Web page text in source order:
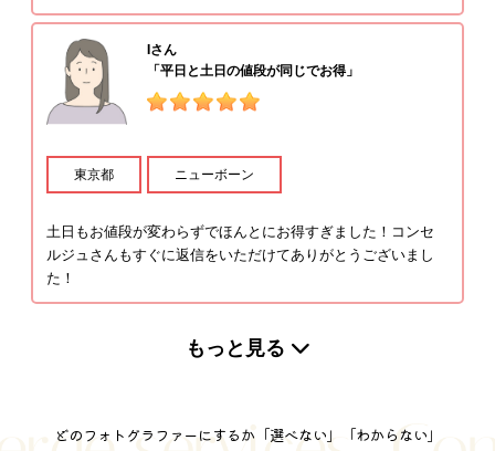
松葉 健士郎
Iさん
「平日と土日の値段が同じでお得」
東京都 ニューボーン
土日もお値段が変わらずでほんとにお得すぎました！コンセ
ルジュさんもすぐに返信をいただけてありがとうございまし
た！
もっと見る
どのフォトグラファーにするか「選べない」「わからない」